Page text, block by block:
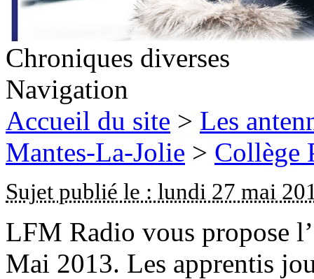
Chroniques diverses
Navigation
Accueil du site > Les
Mantes-La-Jolie > Collège
Sujet publié le : lundi 27 mai
LFM Radio vous propose
Mai 2013. Les apprentis